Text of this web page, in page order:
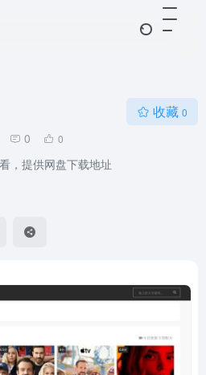
0 0
收藏 0
，提供网盘下载地址